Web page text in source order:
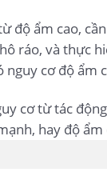
độ ẩm cao,
ráo, và thực
cơ độ ẩm